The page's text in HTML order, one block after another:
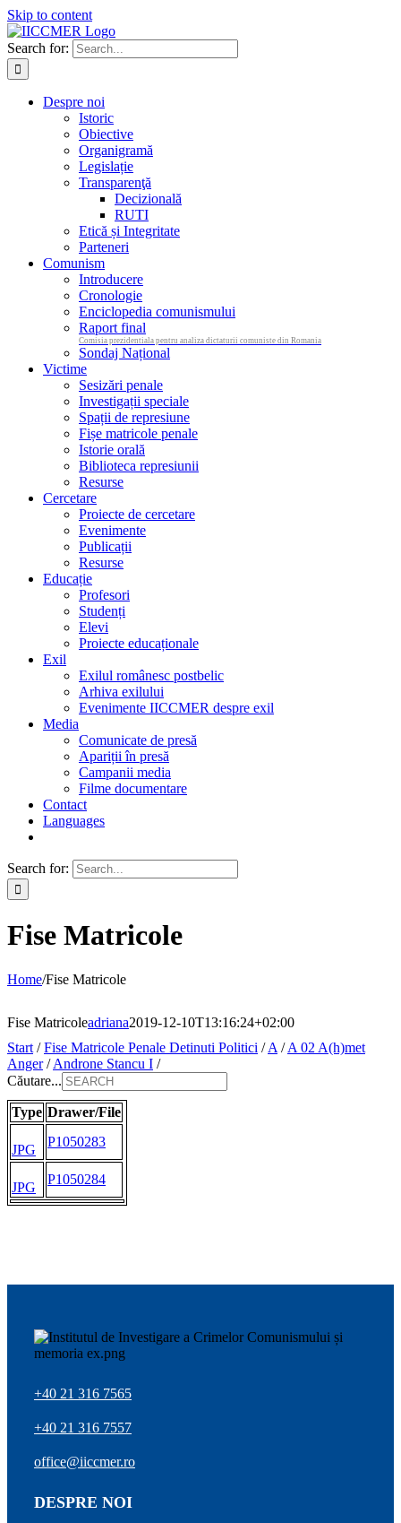
Skip to content
Search for:
Despre noi
Istoric
Obiective
Organigramă
Legislație
Transparenţă
Decizională
RUTI
Etică și Integritate
Parteneri
Comunism
Introducere
Cronologie
Enciclopedia comunismului
Raport final
Comisia prezidentiala pentru analiza dictaturii comuniste din Romania
Sondaj Național
Victime
Sesizări penale
Investigații speciale
Spații de represiune
Fișe matricole penale
Istorie orală
Biblioteca represiunii
Resurse
Cercetare
Proiecte de cercetare
Evenimente
Publicații
Resurse
Educație
Profesori
Studenți
Elevi
Proiecte educaționale
Exil
Exilul românesc postbelic
Arhiva exilului
Evenimente IICCMER despre exil
Media
Comunicate de presă
Apariții în presă
Campanii media
Filme documentare
Contact
Languages
Search for:
Fise Matricole
Home/Fise Matricole
Fise Matricoleadriana2019-12-10T13:16:24+02:00
Start /Fise Matricole Penale Detinuti Politici /A /A 02 A(h)met
Anger/Androne Stancu I /
Căutare...
Type Drawer/File
JPG
P1050283
JPG
P1050284
+40 21 316 7565
+40 21 316 7557
office@iiccmer.ro
DESPRE NOI